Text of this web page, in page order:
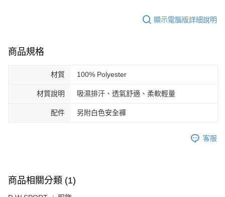
顯示電腦版詳細說明
商品規格
材質 100% Polyester
材質說明 吸濕排汗、透氣舒適、柔軟輕量
配件 另附白色安全褲
客服
商品相關分類 (1)